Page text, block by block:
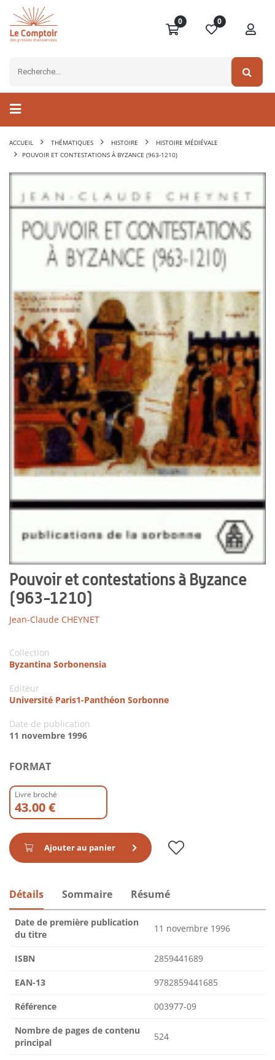
0 0
ACCUEIL THÉMATIQUES HISTOIRE
HISTOIRE MÉDIÉVALE
POUVOIR ET CONTESTATIONS À BYZANCE (963-1210)
Pouvoir et contestations à Byzance
(963-1210)
Jean-Claude CHEYNET
Collection
Byzantina Sorbonensia
Editeur
Université Paris1-Panthéon Sorbonne
Date de publication
11 novembre 1996
FORMAT
Livre broché
43.00 €
Ajouter au panier
Détails Sommaire Résumé
Date de première publication
du titre
11 novembre 1996
ISBN 2859441689
EAN-13 9782859441685
Référence 003977-09
Nombre de pages de contenu
principal
524